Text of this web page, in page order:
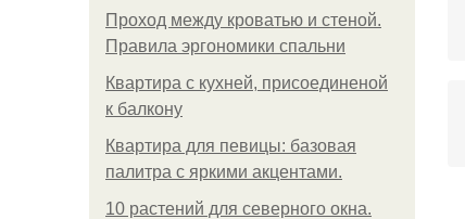
Проход между кроватью и стеной.
Правила эргономики спальни
Квартира с кухней, присоединеной
к балкону
Квартира для певицы: базовая
палитра с яркими акцентами.
10 растений для северного окна.